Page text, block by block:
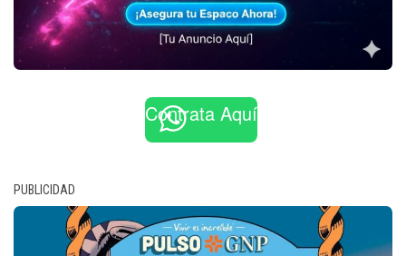
Contrata Aquí
PUBLICIDAD